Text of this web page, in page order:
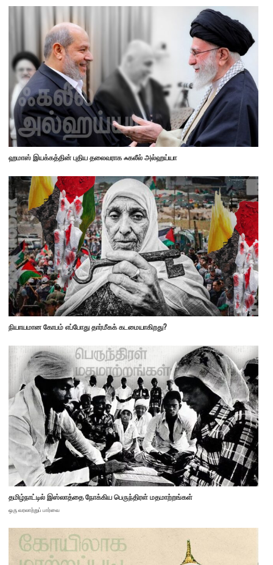
ஹமாஸ் இயக்கத்தின் புதிய தலைவராக ஃகலீல் அல்ஹய்யா
நியாயமான கோபம் எப்போது தார்மீகக் கடமையாகிறது?
தமிழ்நாட்டில் இஸ்லாத்தை நோக்கிய பெருந்திரள் மதமாற்றங்கள்
ஒரு வரலாற்றுப் பார்வை